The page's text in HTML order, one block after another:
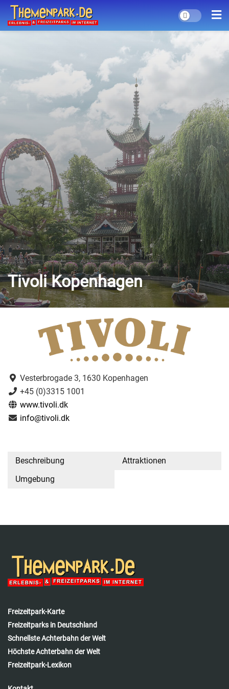
Tivoli Kopenhagen
Vesterbrogade 3, 1630 Kopenhagen
+45 (0)3315 1001
www.tivoli.dk
info@tivoli.dk
Beschreibung
Attraktionen
Umgebung
Freizeitpark-Karte
Freizeitparks in Deutschland
Schnellste Achterbahn der Welt
Höchste Achterbahn der Welt
Freizeitpark-Lexikon